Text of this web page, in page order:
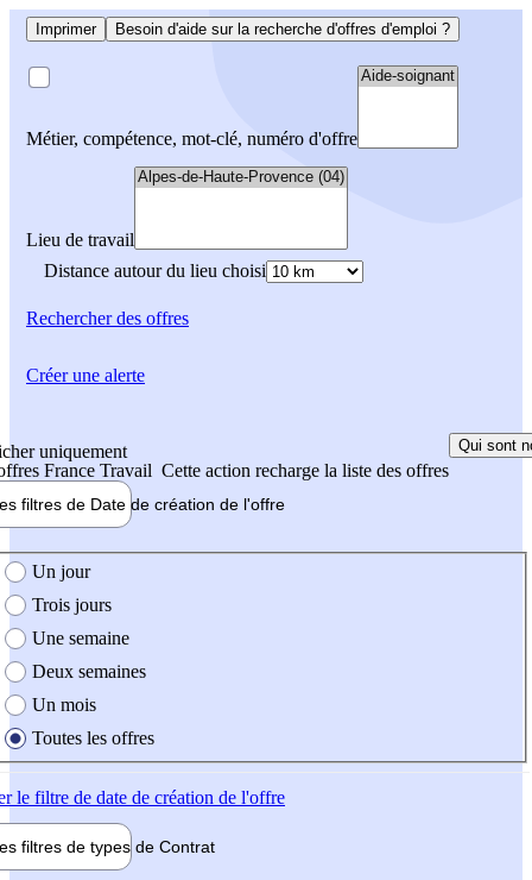
Imprimer Besoin d'aide sur la recherche d'offres d'emploi ?
Métier, compétence, mot-clé, numéro d'offre
Lieu de travail
Distance autour du lieu choisi
Rechercherdes offres
uniquement
France Travail Cette action recharge la liste des offres
Qui sont
filtres de Date de création de l'offre
création de l'offre
Un jour
Trois jours
Une semaine
Deux semaines
Un mois
Toutes les offres
le filtre de date de création de l'offre
filtres de types de Contrat
Créer une alerte